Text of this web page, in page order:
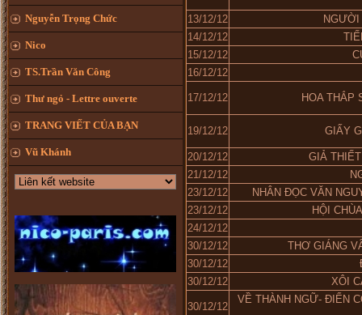
Nguyễn Trọng Chức
Nico
TS.Trần Văn Công
Thư ngỏ - Lettre ouverte
TRANG VIẾT CỦA BẠN
Vũ Khánh
13/12/12
14/12/12
15/12/12
16/12/12
17/12/12 HOA THẮP
19/12/12 GIẤY
20/12/12
GIẢ
21/12/12
23/12/12
NHÂN ĐỌC VĂN
23/12/12
HỘI
24/12/12
30/12/12
THƠ GIÁNG
30/12/12
30/12/12
XÔI
30/12/12
VỀ THÀNH NGỮ- ĐIỂN